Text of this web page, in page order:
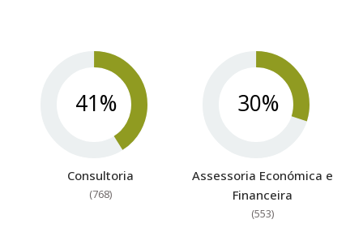
41%
Consultoria
(768)
30%
Assessoria Económica e
Financeira
(553)